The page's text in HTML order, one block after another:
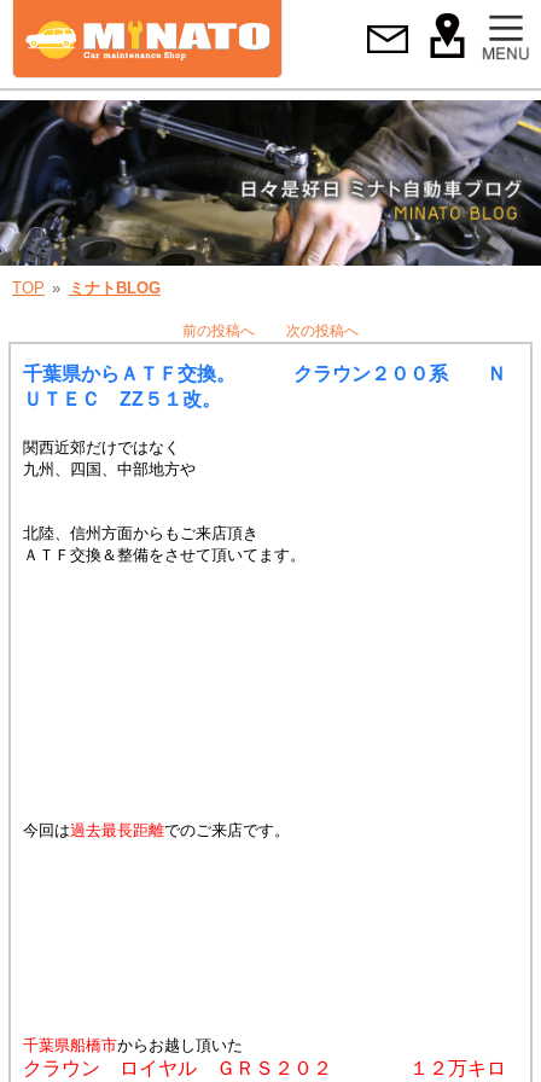
TOP ミナトBLOG
前の投稿へ 次の投稿へ
千葉県からＡＴＦ交換。 クラウン２００系 Ｎ
ＵＴＥＣ ZZ５１改。
関西近郊だけではなく
九州、四国、中部地方や
北陸、信州方面からもご来店頂き
ＡＴＦ交換＆整備をさせて頂いてます。
今回は過去最長距離でのご来店です。
千葉県船橋市からお越し頂いた
クラウン ロイヤル ＧＲＳ２０２ １２万キロ